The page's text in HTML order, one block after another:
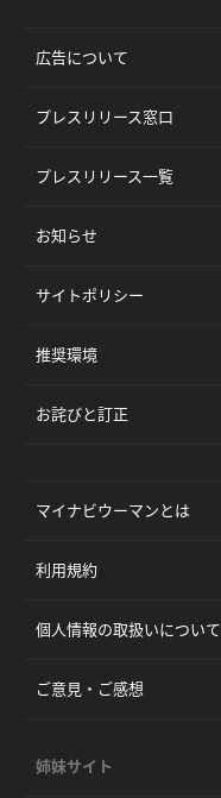
広告について
プレスリリース窓口
プレスリリース一覧
お知らせ
サイトポリシー
推奨環境
お詫びと訂正
マイナビウーマンとは
利用規約
個人情報の取扱いについて
ご意見・ご感想
姉妹サイト